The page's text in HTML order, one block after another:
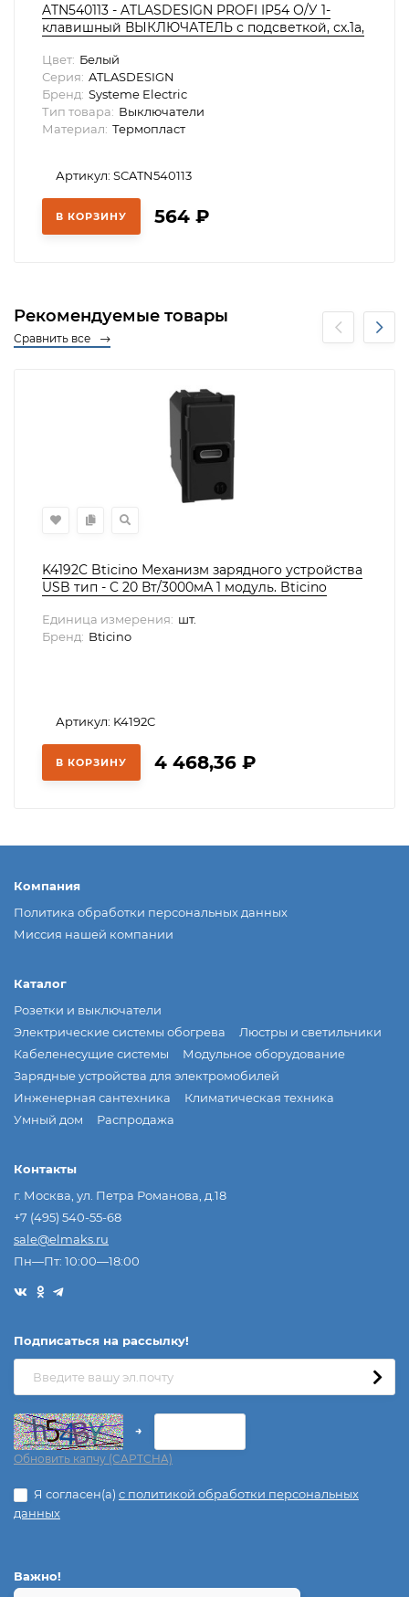
ATN540113 - ATLASDESIGN PROFI IP54 О/У 1-
клавишный ВЫКЛЮЧАТЕЛЬ с подсветкой, сх.1а,
Цвет: Белый
Серия: ATLASDESIGN
Бренд: Systeme Electric
Тип товара: Выключатели
Материал: Термопласт
Артикул: SCATN540113
В КОРЗИНУ 564 ₽
Рекомендуемые товары
Сравнить все
K4192C Bticino Механизм зарядного устройства
USB тип - C 20 Вт/3000мА 1 модуль. Bticino
Единица измерения: шт.
Бренд: Bticino
Артикул: K4192C
В КОРЗИНУ 4 468,36 ₽
Компания
Политика обработки персональных данных
Миссия нашей компании
Каталог
Розетки и выключатели
Электрические системы обогрева
Люстры и светильники
Кабеленесущие системы
Модульное оборудование
Зарядные устройства для электромобилей
Инженерная сантехника
Климатическая техника
Умный дом
Распродажа
Контакты
г. Москва, ул. Петра Романова, д.18
+7 (495) 540-55-68
sale@elmaks.ru
Пн—Пт: 10:00—18:00
Подписаться на рассылкy!
→
Обновить капчу (CAPTCHA)
Я согласен(a) с политикой обработки персональных
данных
Важно!